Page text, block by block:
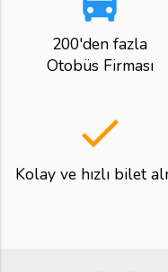
200'den fazla
Otobüs Firması
done
Kolay ve hızlı bilet